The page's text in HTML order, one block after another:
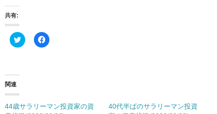
共有:
ク
リ
e
F
a
す
関連
44歳サラリーマン投資家の資
40代半ばのサラリーマン投資